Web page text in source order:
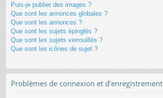
Puis-je publier des images ?
Que sont les annonces globales ?
Que sont les annonces ?
Que sont les sujets épinglés ?
Que sont les sujets verrouillés ?
Que sont les icônes de sujet ?
Problèmes de connexion et d’enregistrement